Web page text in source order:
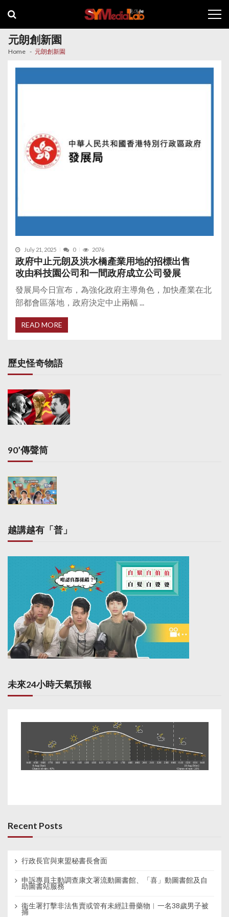
navigation
content
元朗創新園
Home 元朗創新園
July 21, 2025 0 2076
政府中止元朗及洪水橋產業用地的招標出售
改由科技園公司和一間政府成立公司發展
發展局今日宣布，為強化政府主導角色，加快產業在北
部都會區落地，政府決定中止兩幅 ...
READ MORE
歷史怪奇物語
90’傳聲筒
越講越有「普」
未來24小時天氣預報
Recent Posts
行政長官與東盟秘書長會面
申訴專員主動調查康文署流動圖書館、「喜」動圖書館及自
助圖書站服務
衞生署打擊非法售賣或管有未經註冊藥物︱一名38歲男子被
捕